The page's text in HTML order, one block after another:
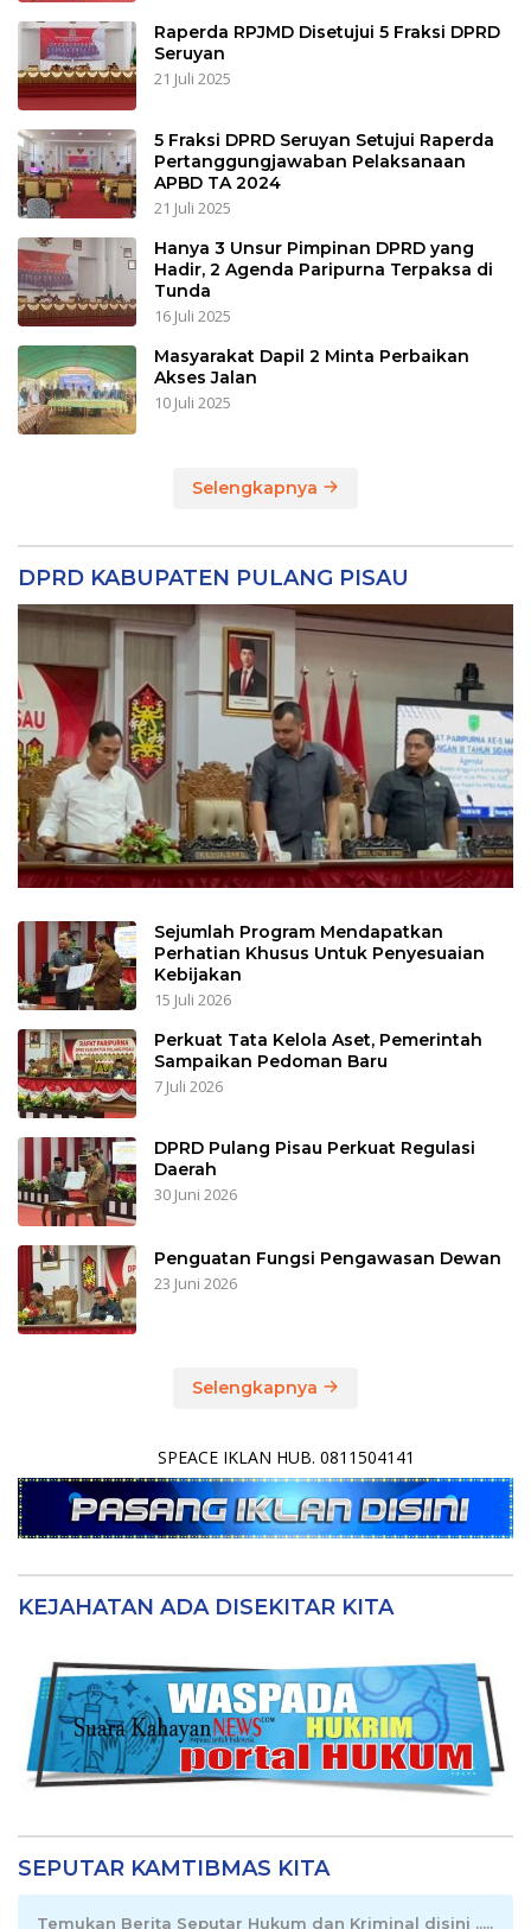
Raperda RPJMD Disetujui 5 Fraksi DPRD
Seruyan
21 Juli 2025
5 Fraksi DPRD Seruyan Setujui Raperda
Pertanggungjawaban Pelaksanaan
APBD TA 2024
21 Juli 2025
Hanya 3 Unsur Pimpinan DPRD yang
Hadir, 2 Agenda Paripurna Terpaksa di
Tunda
16 Juli 2025
Masyarakat Dapil 2 Minta Perbaikan
Akses Jalan
10 Juli 2025
Selengkapnya
DPRD KABUPATEN PULANG PISAU
Sejumlah Program Mendapatkan
Perhatian Khusus Untuk Penyesuaian
Kebijakan
15 Juli 2026
Perkuat Tata Kelola Aset, Pemerintah
Sampaikan Pedoman Baru
7 Juli 2026
DPRD Pulang Pisau Perkuat Regulasi
Daerah
30 Juni 2026
Penguatan Fungsi Pengawasan Dewan
23 Juni 2026
Selengkapnya
SPEACE IKLAN HUB. 0811504141
KEJAHATAN ADA DISEKITAR KITA
SEPUTAR KAMTIBMAS KITA
Temukan Berita Seputar Hukum dan Kriminal disini .....